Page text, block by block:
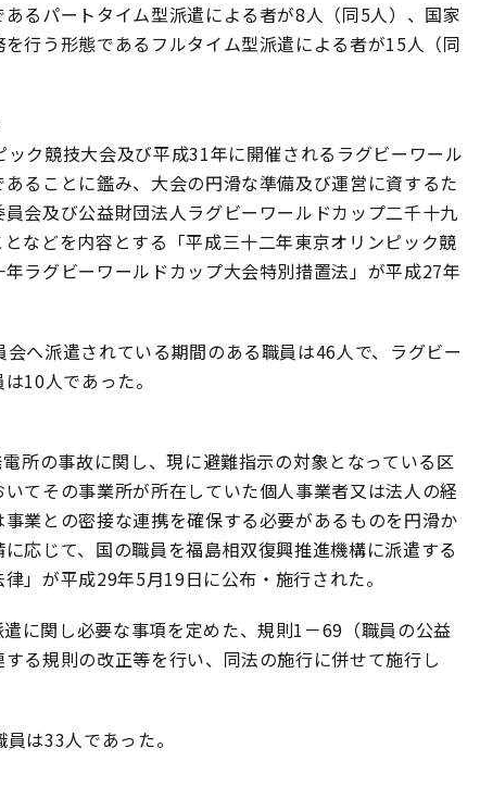
るパートタイム型派遣による者が8人（同5人）、国家
行う形態であるフルタイム型派遣による者が15人（同
ク競技大会及び平成31年に開催されるラグビーワール
ることに鑑み、大会の円滑な準備及び運営に資するた
会及び公益財団法人ラグビーワールドカップ二千十九
などを内容とする「平成三十二年東京オリンピック競
ラグビーワールドカップ大会特別措置法」が平成27年
へ派遣されている期間のある職員は46人で、ラグビー
10人であった。
所の事故に関し、現に避難指示の対象となっている区
てその事業所が所在していた個人事業者又は法人の経
業との密接な連携を確保する必要があるものを円滑か
応じて、国の職員を福島相双復興推進機構に派遣する
」が平成29年5月19日に公布・施行された。
に関し必要な事項を定めた、規則1－69（職員の公益
る規則の改正等を行い、同法の施行に併せて施行し
は33人であった。